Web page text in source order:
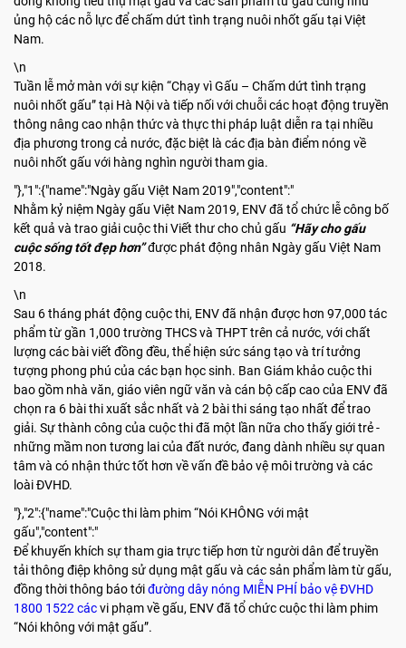
ủng hộ các nỗ lực để chấm dứt tình trạng nuôi nhốt gấu tại Việt
Nam.
\n
Tuần lễ mở màn với sự kiện “Chạy vì Gấu – Chấm dứt tình trạng
nuôi nhốt gấu” tại Hà Nội và tiếp nối với chuỗi các hoạt động truyền
thông nâng cao nhận thức và thực thi pháp luật diễn ra tại nhiều
địa phương trong cả nước, đặc biệt là các địa bàn điểm nóng về
nuôi nhốt gấu với hàng nghìn người tham gia.
"},"1":{"name":"Ngày gấu Việt Nam 2019","content":"
Nhằm kỷ niệm Ngày gấu Việt Nam 2019, ENV đã tổ chức lễ công bố
kết quả và trao giải cuộc thi Viết thư cho chủ gấu “Hãy cho gấu
cuộc sống tốt đẹp hơn”được phát động nhân Ngày gấu Việt Nam
2018.
\n
Sau 6 tháng phát động cuộc thi, ENV đã nhận được hơn 97,000 tác
phẩm từ gần 1,000 trường THCS và THPT trên cả nước, với chất
lượng các bài viết đồng đều, thể hiện sức sáng tạo và trí tưởng
tượng phong phú của các bạn học sinh. Ban Giám khảo cuộc thi
bao gồm nhà văn, giáo viên ngữ văn và cán bộ cấp cao của ENV đã
chọn ra 6 bài thi xuất sắc nhất và 2 bài thi sáng tạo nhất để trao
giải. Sự thành công của cuộc thi đã một lần nữa cho thấy giới trẻ -
những mầm non tương lai của đất nước, đang dành nhiều sự quan
tâm và có nhận thức tốt hơn về vấn đề bảo vệ môi trường và các
loài ĐVHD.
"},"2":{"name":"Cuộc thi làm phim “Nói KHÔNG với mật
gấu","content":"
Để khuyến khích sự tham gia trực tiếp hơn từ người dân để truyền
tải thông điệp không sử dụng mật gấu và các sản phẩm làm từ gấu,
đồng thời thông báo tớiđường dây nóng MIỄN PHÍ bảo vệ ĐVHD
1800 1522 cácvi phạm về gấu, ENV đã tổ chức cuộc thi làm phim
“Nói không với mật gấu”.